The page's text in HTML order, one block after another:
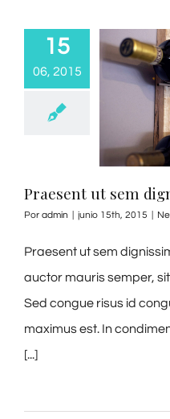
15
06, 2015
Praesent ut sem
Por admin junio 15th, 2015
Praesent ut sem
auctor mauris semper,
Sed congue risus id
maximus est. In
[...]